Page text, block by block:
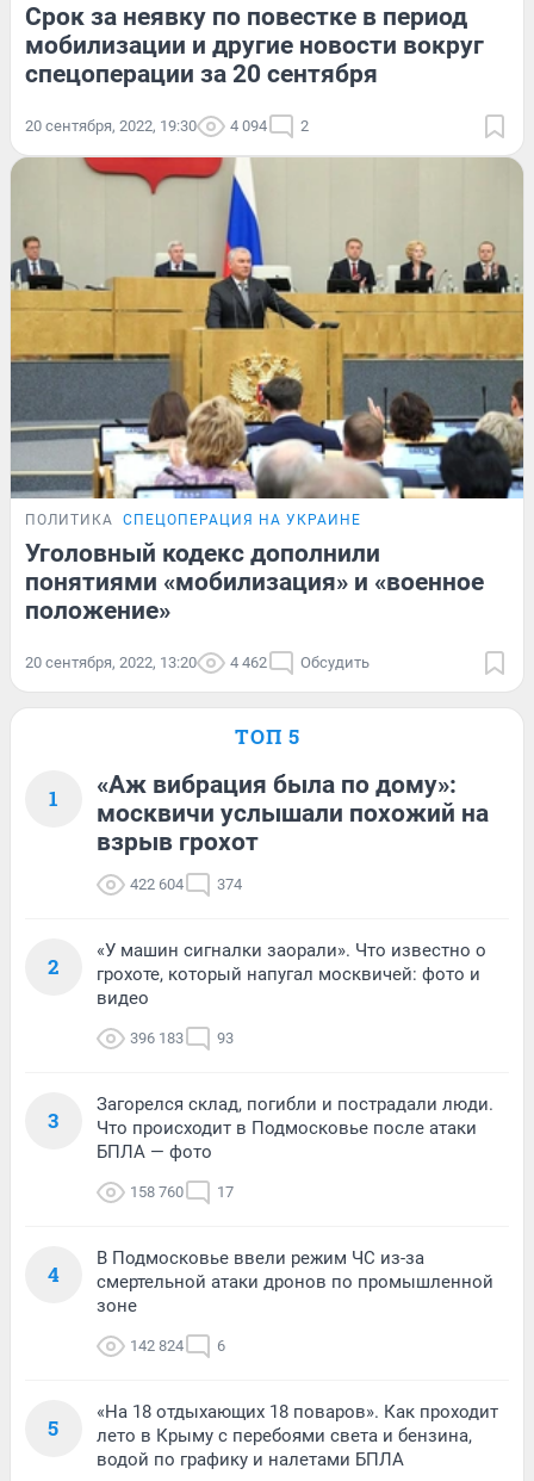
Срок за неявку по повестке в период
мобилизации и другие новости вокруг
спецоперации за 20 сентября
20 сентября, 2022, 19:30 4 094 2
ПОЛИТИКА СПЕЦОПЕРАЦИЯ НА УКРАИНЕ
Уголовный кодекс дополнили
понятиями «мобилизация» и «военное
положение»
20 сентября, 2022, 13:20 4 462 Обсудить
ТОП 5
1
«Аж вибрация была по дому»:
москвичи услышали похожий на
взрыв грохот
422 604 374
2
«У машин сигналки заорали». Что известно о
грохоте, который напугал москвичей: фото и
видео
396 183 93
3
Загорелся склад, погибли и пострадали люди.
Что происходит в Подмосковье после атаки
БПЛА — фото
158 760 17
4
В Подмосковье ввели режим ЧС из-за
смертельной атаки дронов по промышленной
зоне
142 824 6
5
«На 18 отдыхающих 18 поваров». Как проходит
лето в Крыму с перебоями света и бензина,
водой по графику и налетами БПЛА